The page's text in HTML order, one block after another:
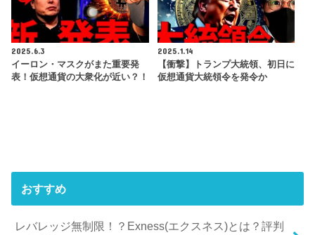
2025.6.3
イーロン・マスクがまた重要発
表！仮想通貨の大衆化が近い？！
2025.1.14
【衝撃】トランプ大統領、初日に
仮想通貨大統領令を発令か
おすすめ
レバレッジ無制限！？Exness(エクスネス)とは？評判